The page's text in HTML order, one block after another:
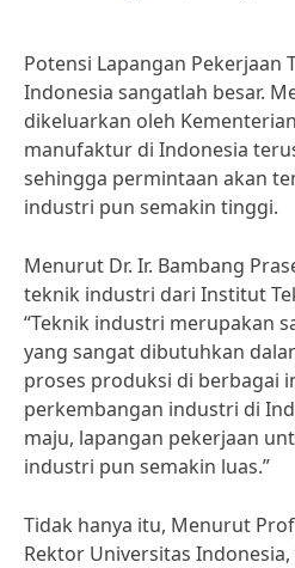
Potensi Lapangan Pekerjaan
Indonesia sangatlah besar.
dikeluarkan oleh
manufaktur di Indonesia
sehingga permintaan akan
industri pun semakin tinggi.
Menurut Dr. Ir. Bambang
teknik industri dari Institut
“Teknik industri merupakan
yang sangat dibutuhkan
proses produksi di berbagai
perkembangan industri di
maju, lapangan pekerjaan
industri pun semakin luas.”
Tidak hanya itu, Menurut
Rektor Universitas